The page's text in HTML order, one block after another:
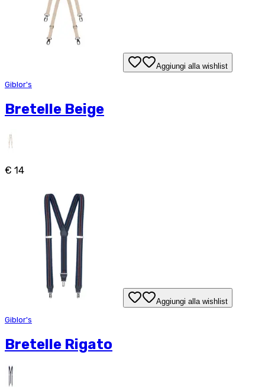
Aggiungi alla wishlist
Giblor's
Bretelle Beige
€ 14
Aggiungi alla wishlist
Giblor's
Bretelle Rigato